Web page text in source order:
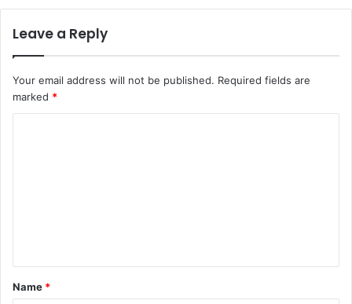
Leave a Reply
Your email address will not be published. Required fields are
marked *
Name *